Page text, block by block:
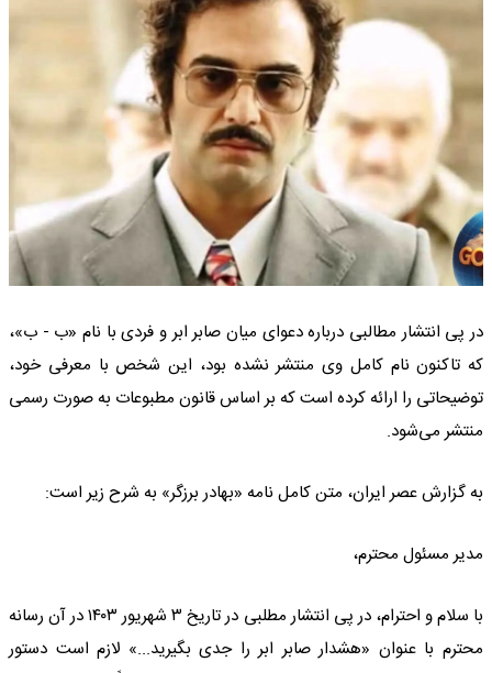
در پی انتشار مطالبی درباره دعوای میان صابر ابر و فردی با نام «ب - ب»،
که تاکنون نام کامل وی منتشر نشده بود، این شخص با معرفی خود،
توضیحاتی را ارائه کرده است که بر اساس قانون مطبوعات به صورت رسمی
منتشر می‌شود.
به گزارش عصر ایران، متن کامل نامه «بهادر برزگر» به شرح زیر است:
مدیر مسئول محترم،
با سلام و احترام، در پی انتشار مطلبی در تاریخ ۳ شهریور ۱۴۰۳ در آن رسانه
محترم با عنوان «هشدار صابر ابر را جدی بگیرید...» لازم است دستور